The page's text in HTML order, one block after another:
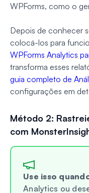
WPForms, como o
Depois de conhecer
colocá-los para
WPForms Analytics
transforma esses
guia completo de
configurações em
Método 2:
com
Use isso
Analytics ou